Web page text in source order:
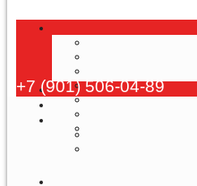
+7 (901) 506-04-89